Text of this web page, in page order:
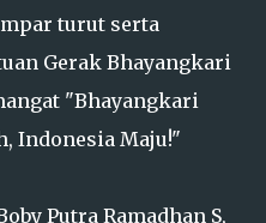
turut serta
Gerak Bhayangkari
"Bhayangkari
Indonesia Maju!"
Putra Ramadhan S,